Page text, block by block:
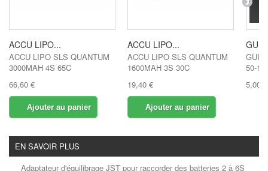
ACCU LIPO...
ACCU LIPO SLS QUANTUM
3000MAH 4S 65C
66,60 €
Ajouter au panier
ACCU LIPO...
ACCU LIPO SLS QUANTUM
1600MAH 3S 30C
19,40 €
Ajouter au panier
50-
5,00 €
EN SAVOIR PLUS
Adaptateur d'équilibrage JST pour raccorder des batteries 2 à 6S